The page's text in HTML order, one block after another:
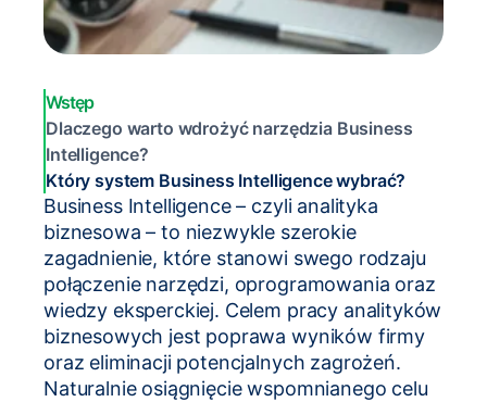
Wstęp
Dlaczego warto wdrożyć narzędzia Business
Intelligence?
Który system Business Intelligence wybrać?
Business Intelligence – czyli analityka
biznesowa – to niezwykle szerokie
zagadnienie, które stanowi swego rodzaju
połączenie narzędzi, oprogramowania oraz
wiedzy eksperckiej. Celem pracy analityków
biznesowych jest poprawa wyników firmy
oraz eliminacji potencjalnych zagrożeń.
Naturalnie osiągnięcie wspomnianego celu